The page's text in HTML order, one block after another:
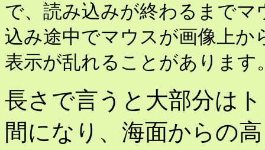
で、読み込みが終わるまで
込み途中でマウスが画像上
表示が乱れることがあります
長さで言うと大部分は
間になり、海面からの